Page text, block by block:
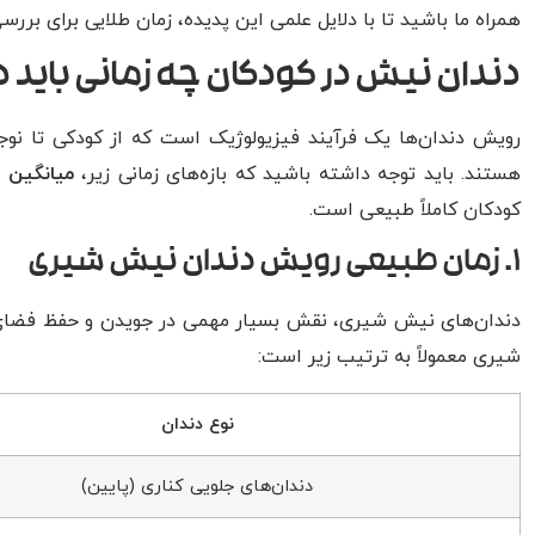
همراه ما باشید تا با دلایل علمی این پدیده، زمان طلایی
دندان نیش در کودکان چه زمانی باید
رویش دندان‌ها یک فرآیند فیزیولوژیک است که از کودکی تا
هستند. باید توجه داشته باشید که بازه‌های زمانی زیر،میانگین
کودکان کاملاً طبیعی است.
1. زمان طبیعی رویش دندان نیش شیری
دندان‌های نیش شیری، نقش بسیار مهمی در جویدن و حفظ فضای
شیری معمولاً به ترتیب زیر است:
نوع دندان
دندان‌های جلویی کناری (پایین)